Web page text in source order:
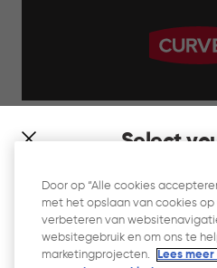
Select
which store would
Website Gebruiksvoorwaarden
Privacyverklaring
Door op “Alle cookies
met het opslaan van cookies
verbeteren van
websitegebruik en om ons te
marketingprojecten.
Lees